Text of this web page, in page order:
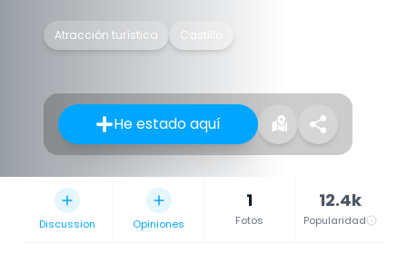
Atracción turística Castillo
He estado aquí
Discussion Opiniones
1
Fotos
12.4k
Popularidad